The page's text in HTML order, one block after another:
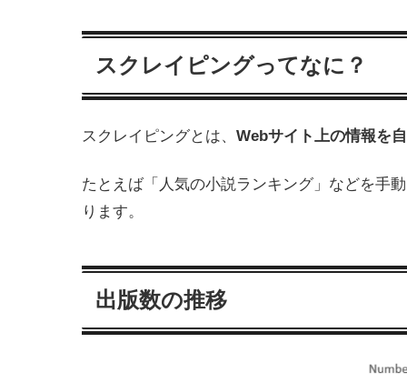
スクレイピングってなに？
スクレイピングとは、 Webサイト上の情報を
たとえば「人気の小説ランキング」などを手
ります。
出版数の推移